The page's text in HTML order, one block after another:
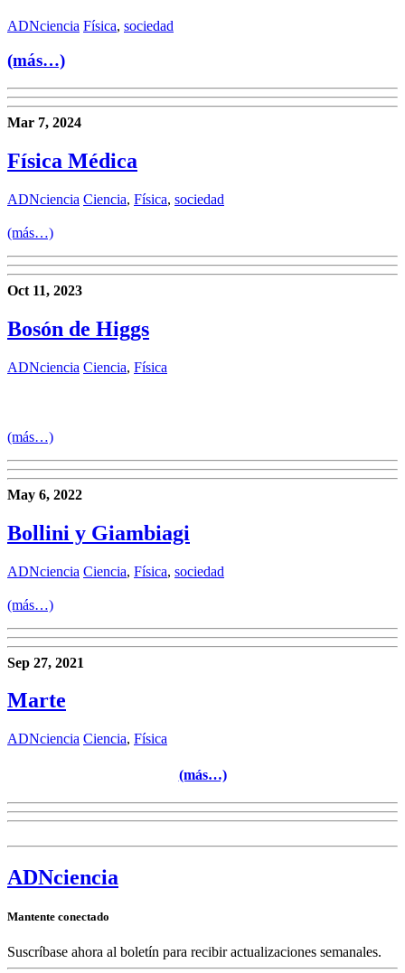
ADNciencia Física, sociedad
(más…)
Mar 7, 2024
Física Médica
ADNciencia Ciencia, Física, sociedad
(más…)
Oct 11, 2023
Bosón de Higgs
ADNciencia Ciencia, Física
(más…)
May 6, 2022
Bollini y Giambiagi
ADNciencia Ciencia, Física, sociedad
(más…)
Sep 27, 2021
Marte
ADNciencia Ciencia, Física
(más…)
ADNciencia
Mantente conectado
Suscríbase ahora al boletín para recibir actualizaciones semanales.